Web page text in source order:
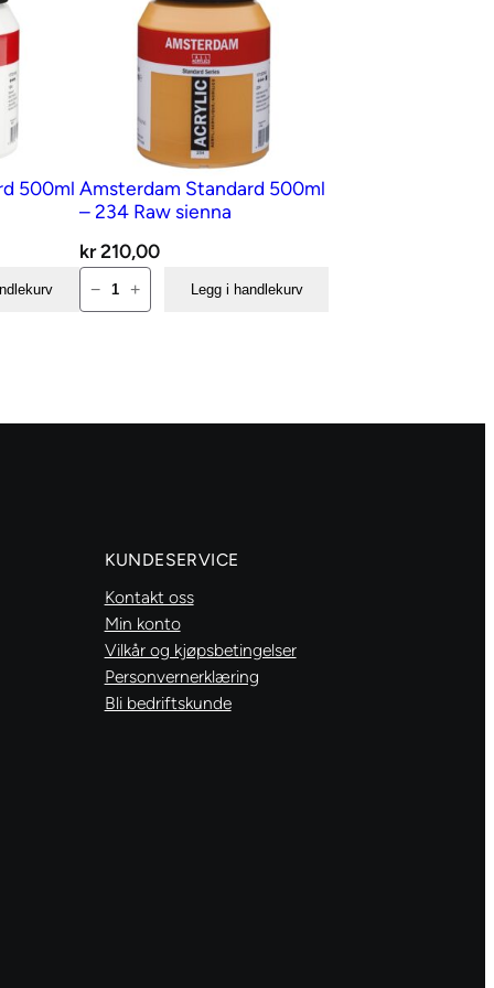
500ml Amsterdam Standard 500ml
– 234 Raw sienna
kr210,00
Amsterdam
Standard
− + Legg i handlekurv
KUNDESERVICE
Kontakt oss
Min konto
Vilkår og kjøpsbetingelser
Personvernerklæring
Bli bedriftskunde